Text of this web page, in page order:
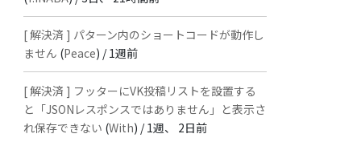
[ 解決済 ] パターン内のショートコードが動作し
ません (Peace) /1週前
[ 解決済 ] フッターにVK投稿リストを設置する
と「JSONレスポンスではありません」と表示さ
れ保存できない (With) /1週、 2日前